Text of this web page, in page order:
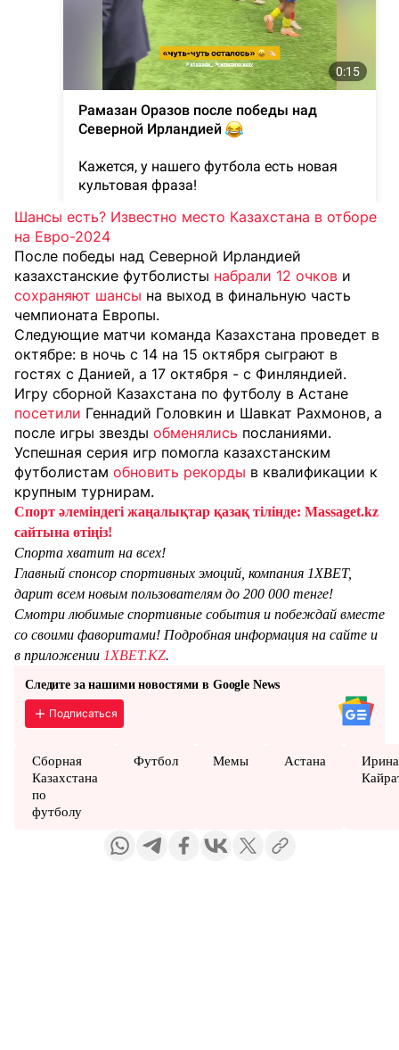
Шансы есть? Известно место Казахстана в отборе
на Евро-2024
После победы над Северной Ирландией
казахстанские футболисты набрали 12 очков и
сохраняют шансы на выход в финальную часть
чемпионата Европы.
Следующие матчи команда Казахстана проведет в
октябре: в ночь с 14 на 15 октября сыграют в
гостях с Данией, а 17 октября - с Финляндией.
Игру сборной Казахстана по футболу в Астане
посетили Геннадий Головкин и Шавкат Рахмонов, а
после игры звезды обменялись посланиями.
Успешная серия игр помогла казахстанским
футболистам обновить рекорды в квалификации к
крупным турнирам.
Спорт әлеміндегі жаңалықтар қазақ тілінде: Massaget.kz
сайтына өтіңіз!
Спорта хватит на всех!
Главный спонсор спортивных эмоций, компания 1XBET,
дарит всем новым пользователям до 200 000 тенге!
Смотри любимые спортивные события и побеждай вместе
со своими фаворитами! Подробная информация на сайте и
в приложении 1XBET.KZ.
Следите за нашими новостями в Google News
Подписаться
Сборная
Казахстана
по
футболу
Футбол Мемы Астана
Ирина